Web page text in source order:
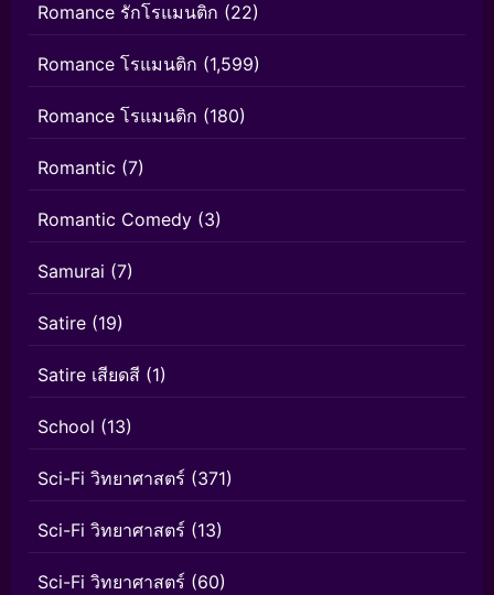
Romance รักโรแมนติก (22)
Romance โรแมนติก (1,599)
Romance โรแมนติก (180)
Romantic (7)
Romantic Comedy (3)
Samurai (7)
Satire (19)
Satire เสียดสี (1)
School (13)
Sci-Fi วิทยาศาสตร์ (371)
Sci-Fi วิทยาศาสตร์ (13)
Sci-Fi วิทยาศาสตร์ (60)